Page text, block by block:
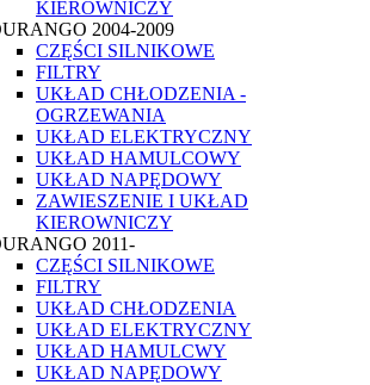
KIEROWNICZY
2004-2009
CZĘŚCI SILNIKOWE
FILTRY
UKŁAD CHŁODZENIA -
OGRZEWANIA
UKŁAD ELEKTRYCZNY
UKŁAD HAMULCOWY
UKŁAD NAPĘDOWY
ZAWIESZENIE I UKŁAD
KIEROWNICZY
2011-
CZĘŚCI SILNIKOWE
FILTRY
UKŁAD CHŁODZENIA
UKŁAD ELEKTRYCZNY
UKŁAD HAMULCWY
UKŁAD NAPĘDOWY